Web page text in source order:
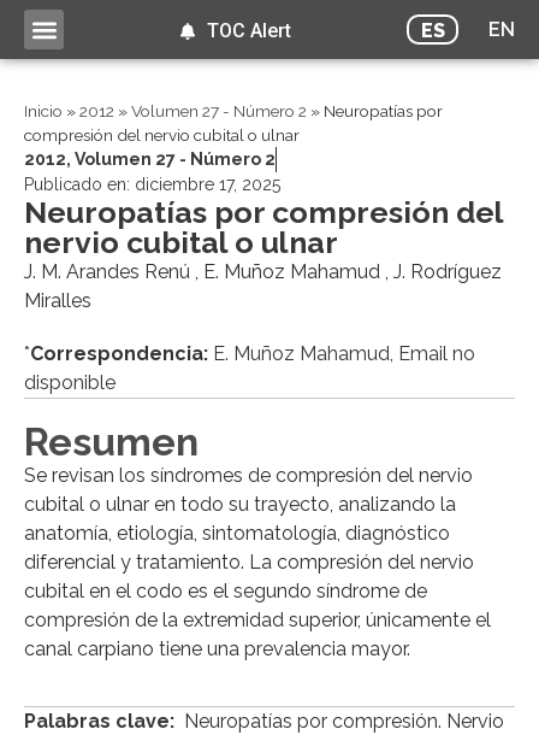
ES EN
TOC Alert
Inicio »2012 »Volumen 27 - Número 2 » Neuropatías por
compresión del nervio cubital o ulnar
2012, Volumen 27 - Número 2
Publicado en: diciembre 17, 2025
Neuropatías por compresión del
nervio cubital o ulnar
J. M. Arandes Renú , E. Muñoz Mahamud , J. Rodríguez
Miralles
*Correspondencia: E. Muñoz Mahamud, Email no
disponible
Resumen
Se revisan los síndromes de compresión del nervio
cubital o ulnar en todo su trayecto, analizando la
anatomía, etiología, sintomatología, diagnóstico
diferencial y tratamiento. La compresión del nervio
cubital en el codo es el segundo síndrome de
compresión de la extremidad superior, únicamente el
canal carpiano tiene una prevalencia mayor.
Palabras clave: Neuropatías por compresión. Nervio